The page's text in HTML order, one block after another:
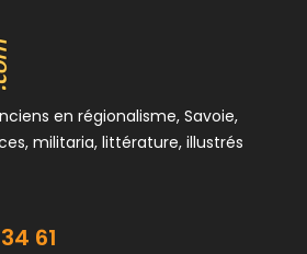
en régionalisme, Savoie,
militaria, littérature, illustrés
61